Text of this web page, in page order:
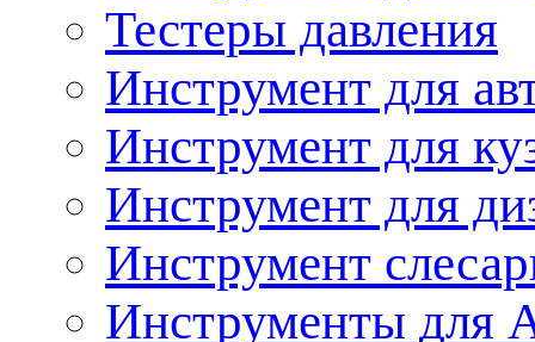
Тестеры давления
Инструмент для
Инструмент для
Инструмент для
Инструмент
Инструменты